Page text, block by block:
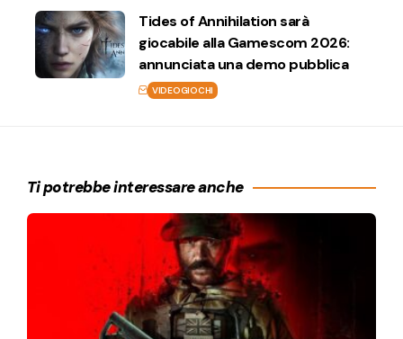
Tides of Annihilation sarà
giocabile alla Gamescom 2026:
annunciata una demo pubblica
VIDEOGIOCHI
Ti potrebbe interessare anche